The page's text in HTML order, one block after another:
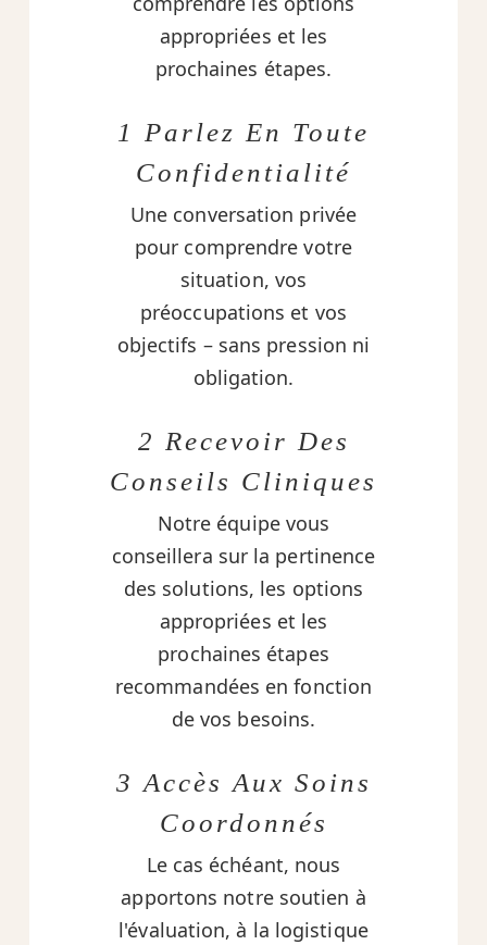
appropriées et les
prochaines étapes.
1 Parlez En Toute
Confidentialité
Une conversation privée
pour comprendre votre
situation, vos
préoccupations et vos
objectifs – sans pression ni
obligation.
2 Recevoir Des
Conseils Cliniques
Notre équipe vous
conseillera sur la pertinence
des solutions, les options
appropriées et les
prochaines étapes
recommandées en fonction
de vos besoins.
3 Accès Aux Soins
Coordonnés
Le cas échéant, nous
apportons notre soutien à
l'évaluation, à la logistique